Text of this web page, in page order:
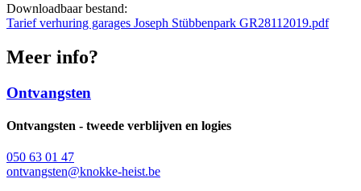
Downloadbaar bestand:
Tarief verhuring garages Joseph Stübbenpark GR28112019.pdf
Meer info?
Ontvangsten
Ontvangsten - tweede verblijven en logies
050 63 01 47
ontvangsten@knokke-heist.be